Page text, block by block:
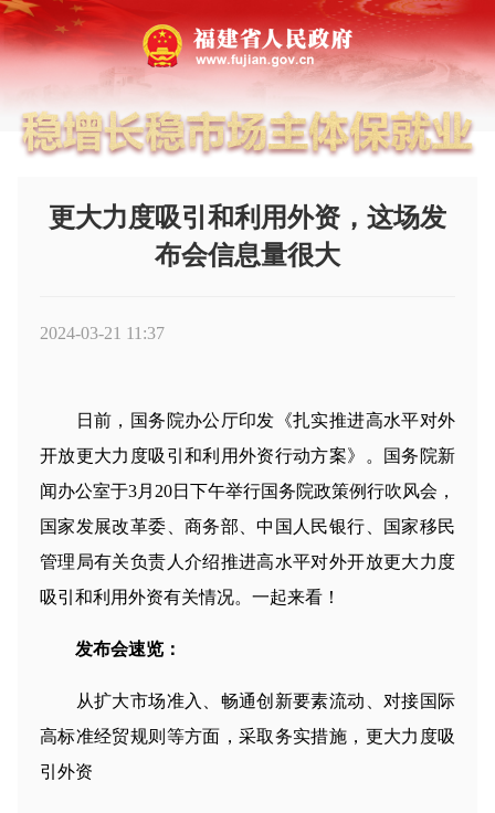
更大力度吸引和利用外资，这场发
布会信息量很大
2024-03-21 11:37
日前，国务院办公厅印发《扎实推进高水平对外
开放更大力度吸引和利用外资行动方案》。国务院新
闻办公室于3月20日下午举行国务院政策例行吹风会，
国家发展改革委、商务部、中国人民银行、国家移民
管理局有关负责人介绍推进高水平对外开放更大力度
吸引和利用外资有关情况。一起来看！
发布会速览：
从扩大市场准入、畅通创新要素流动、对接国际
高标准经贸规则等方面，采取务实措施，更大力度吸
引外资